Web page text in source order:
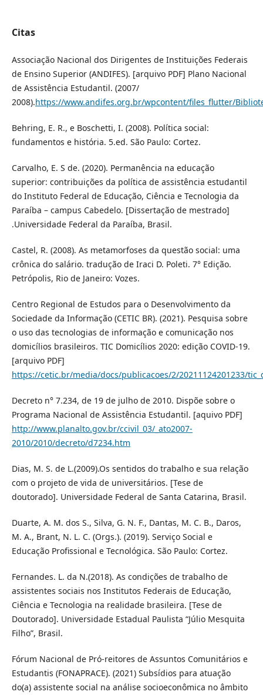
Citas
Associação Nacional dos Dirigentes de Instituições Federais
de Ensino Superior (ANDIFES). [arquivo PDF] Plano Nacional
de Assistência Estudantil. (2007/
2008).https://www.andifes.org.br/wpcontent/files_flutter/
Behring, E. R., e Boschetti, I. (2008). Política social:
fundamentos e história. 5.ed. São Paulo: Cortez.
Carvalho, E. S de. (2020). Permanência na educação
superior: contribuições da política de assistência estudantil
do Instituto Federal de Educação, Ciência e Tecnologia da
Paraíba – campus Cabedelo. [Dissertação de mestrado]
.Universidade Federal da Paraíba, Brasil.
Castel, R. (2008). As metamorfoses da questão social: uma
crônica do salário. tradução de Iraci D. Poleti. 7° Edição.
Petrópolis, Rio de Janeiro: Vozes.
Centro Regional de Estudos para o Desenvolvimento da
Sociedade da Informação (CETIC BR). (2021). Pesquisa sobre
o uso das tecnologias de informação e comunicação nos
domicílios brasileiros. TIC Domicílios 2020: edição COVID-19.
[arquivo PDF]
https://cetic.br/media/docs/publicacoes/2/20211124201233/
Decreto n° 7.234, de 19 de julho de 2010. Dispõe sobre o
Programa Nacional de Assistência Estudantil. [aquivo PDF]
http://www.planalto.gov.br/ccivil_03/_ato2007-
2010/2010/decreto/d7234.htm
Dias, M. S. de L.(2009).Os sentidos do trabalho e sua relação
com o projeto de vida de universitários. [Tese de
doutorado]. Universidade Federal de Santa Catarina, Brasil.
Duarte, A. M. dos S., Silva, G. N. F., Dantas, M. C. B., Daros,
M. A., Brant, N. L. C. (Orgs.). (2019). Serviço Social e
Educação Profissional e Tecnológica. São Paulo: Cortez.
Fernandes. L. da N.(2018). As condições de trabalho de
assistentes sociais nos Institutos Federais de Educação,
Ciência e Tecnologia na realidade brasileira. [Tese de
Doutorado]. Universidade Estadual Paulista “Júlio Mesquita
Filho”, Brasil.
Fórum Nacional de Pró-reitores de Assuntos Comunitários e
Estudantis (FONAPRACE). (2021) Subsídios para atuação
do(a) assistente social na análise socioeconômica no âmbito